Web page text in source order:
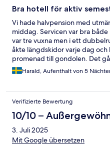
Bra hotell för aktiv
Vi hade halvpension med
middag. Servicen var bra
var tre vuxna men i ett
åkte längdskidor varje dag och
promenad till gondolen. Det
man inte vill gå. Vi
jacuzzi och bastu.
Harald, Aufenthalt von 5
Verifizierte Bewertung
10/10 –
3. Juli 2025
Mit Google übersetzen